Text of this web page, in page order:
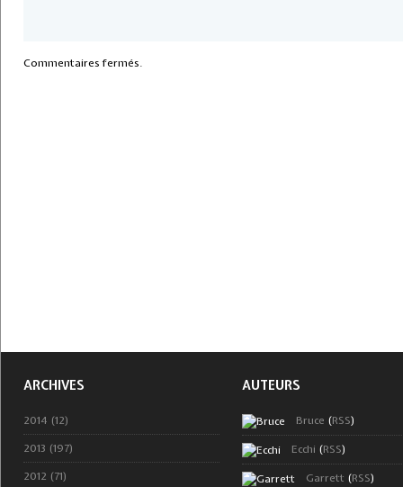
Commentaires fermés.
ARCHIVES
2014 (12)
2013 (197)
2012 (71)
AUTEURS
Bruce (RSS)
Ecchi (RSS)
Garrett (RSS)